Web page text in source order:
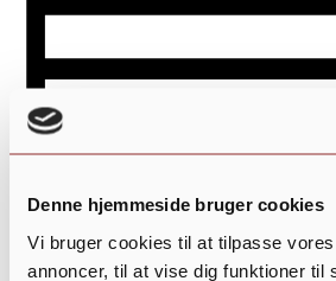
Denne hjemmeside bruger cookies
Vi bruger cookies til at tilpasse
annoncer, til at vise dig funktioner til